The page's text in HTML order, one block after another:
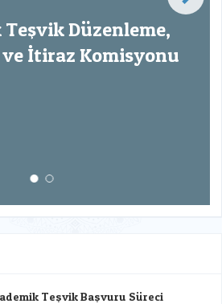
Düzenleme,
İtiraz Komisyonu
Teşvik Başvuru Süreci